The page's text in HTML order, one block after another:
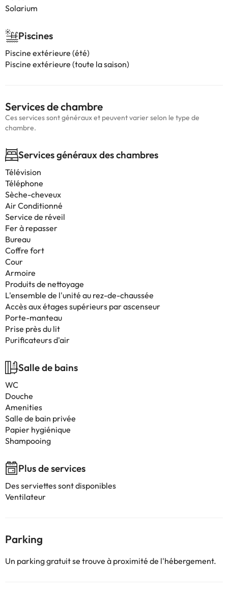
Solarium
Piscines
Piscine extérieure (été)
Piscine extérieure (toute la saison)
Services de chambre
Ces services sont généraux et peuvent varier selon le type de
chambre.
Services généraux des chambres
Télévision
Téléphone
Sèche-cheveux
Air Conditionné
Service de réveil
Fer à repasser
Bureau
Coffre fort
Cour
Armoire
Produits de nettoyage
L'ensemble de l'unité au rez-de-chaussée
Accès aux étages supérieurs par ascenseur
Porte-manteau
Prise près du lit
Purificateurs d'air
Salle de bains
WC
Douche
Amenities
Salle de bain privée
Papier hygiénique
Shampooing
Plus de services
Des serviettes sont disponibles
Ventilateur
Parking
Un parking gratuit se trouve à proximité de l'hébergement.